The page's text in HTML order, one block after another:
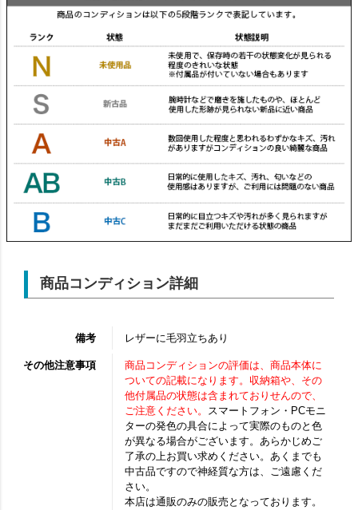
商品コンディション詳細
備考 レザーに毛羽立ちあり
その他注意事項
商品コンディションの評価は、商品本体に
ついての記載になります。収納箱や、その
他付属品の状態は含まれておりせんので、
ご注意ください。 スマートフォン・PCモニ
ターの発色の具合によって実際のものと色
が異なる場合がございます。あらかじめご
了承の上お買い求めください。あくまでも
中古品ですので神経質な方は、ご遠慮くだ
さい。
本店は通販のみの販売となっております。